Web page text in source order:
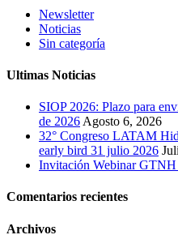
Newsletter
Noticias
Sin categoría
Ultimas Noticias
SIOP 2026: Plazo para
de 2026 Agosto 6, 2026
32° Congreso LATAM
early bird 31 julio 2026
Invitación Webinar
Comentarios recientes
Archivos